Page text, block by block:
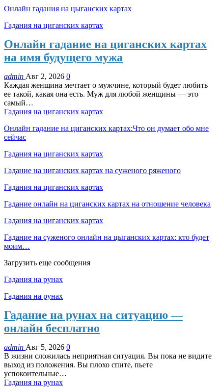
Онлайн гадания на цыганских картах
Гадания на циганских картах
Онлайн гадание на циганских картах
на имя будущего мужа
admin Авг 2, 2026 0
Каждая женщина мечтает о мужчине, который будет любить
ее такой, какая она есть. Муж для любой женщины — это
самый…
Гадания на циганских картах
Онлайн гадание на циганских картах:Что он думает обо мне
сейчас
Гадания на циганских картах
Гадание на циганских картах на суженого ряженого
Гадания на циганских картах
Гадание онлайн на циганских картах на отношение человека
Гадания на циганских картах
Гадание на суженого онлайн на цыганских картах: кто будет
моим…
Загрузить еще сообщения
Гадания на рунах
Гадания на рунах
Гадание на рунах на ситуацию —
онлайн бесплатно
admin Авг 5, 2026 0
В жизни сложилась неприятная ситуация. Вы пока не видите
выход из положения. Вы плохо спите, пьете
успокоительные…
Гадания на рунах